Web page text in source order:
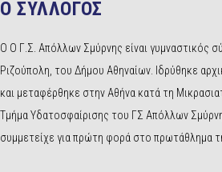
Ο ΣΥΛΛΟΓΟΣ
Ο Ο Γ.Σ. Απόλλων Σμύρνης είναι γυμναστικός
Ριζούπολη, του Δήμου Αθηναίων. Ιδρύθηκε
και μεταφέρθηκε στην Αθήνα κατά τη
Τμήμα Υδατοσφαίρισης του ΓΣ Απόλλων
συμμετείχε για πρώτη φορά στο πρωτάθλημα